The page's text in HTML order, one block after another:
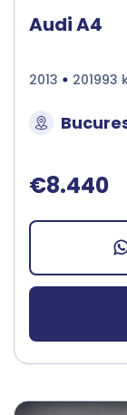
Audi A4
2013 201993
€8.440